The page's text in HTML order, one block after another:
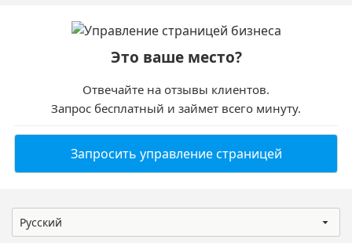
Это ваше место?
Отвечайте на отзывы клиентов.
Запрос бесплатный и займет всего минуту.
Запросить управление страницей
Русский